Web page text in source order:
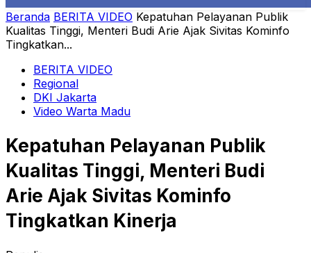
Beranda BERITA VIDEO Kepatuhan Pelayanan Publik
Kualitas Tinggi, Menteri Budi Arie Ajak Sivitas Kominfo
Tingkatkan...
BERITA VIDEO
Regional
DKI Jakarta
Video Warta Madu
Kepatuhan Pelayanan Publik
Kualitas Tinggi, Menteri Budi
Arie Ajak Sivitas Kominfo
Tingkatkan Kinerja